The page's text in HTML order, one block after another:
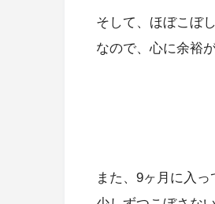
そして、ほぼこぼ
なので、心に余裕
また、9ヶ月に入